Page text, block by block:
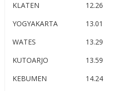
KLATEN
12.26
YOGYAKARTA
13.01
WATES
13.29
KUTOARJO
13.59
KEBUMEN
14.24